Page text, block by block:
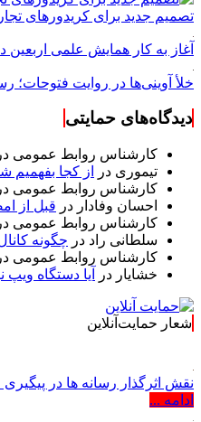
تصمیم جدید برای کریدورهای
آغاز به کار همایش علمی اربعین در کربلا؛
خلأ آوینی‌ها در روایت فتوحات؛
دیدگاه‌های حمایتی
کارشناس روابط عمومی در
تیموری در
از کجا بفهمیم
کارشناس روابط عمومی در
احسان وفادار در قبل از امضای فاکتور
کارشناس روابط عمومی در
سلطانی راد در چگونه
کارشناس روابط عمومی در
خشایار در آیا دستگاه
شعار حمایت‌آنلاین
«
نقش اثرگذار رسانه ها در
ادامه ...